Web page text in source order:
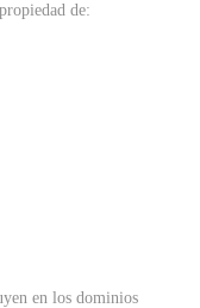
de:
en los dominios